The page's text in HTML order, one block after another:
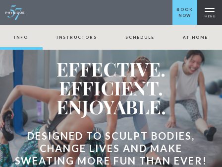
INFO INSTRUCTORS SCHEDULE AT HOME
BOOK
NOW
MENU
EFFECTIVE.
EFFICIENT.
ENJOYABLE.
DESIGNED TO SCULPT BODIES,
CHANGE LIVES AND MAKE
SWEATING MORE FUN THAN EVER!